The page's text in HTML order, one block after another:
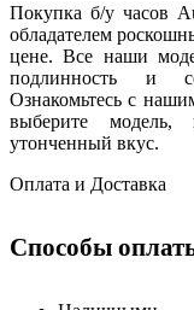
Покупка б/у часов
обладателем
цене. Все наши
подлинность и
Ознакомьтесь с
выберите модель,
утонченный вкус.
Оплата и Доставка
Способы